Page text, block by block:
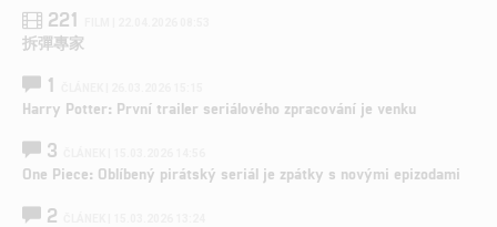
221
拆彈專家
1
Harry Potter: První trailer seriálového zpracování je venku
3
One Piece: Oblíbený pirátský seriál je zpátky s novými epizodami
2